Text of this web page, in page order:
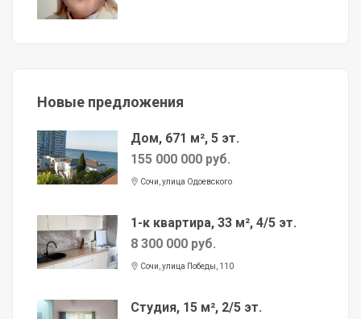
Новые предложения
Дом, 671 м², 5 эт.
155 000 000 руб.
Сочи, улица Одоевского
1-к квартира, 33 м², 4/5 эт.
8 300 000 руб.
Сочи, улица Победы, 110
Студия, 15 м², 2/5 эт.